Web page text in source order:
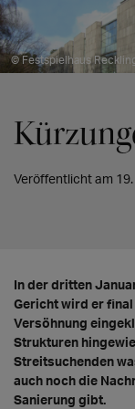
© Festspielhaus
Veröffentlicht am
In der dritten
Gericht wird er
Versöhnung
Strukturen
Streitsuchenden
auch noch die
Sanierung gibt.